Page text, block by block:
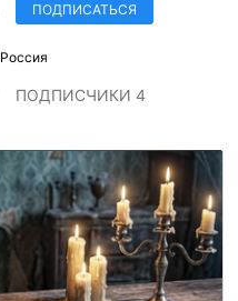
ПОДПИСАТЬСЯ
Россия
ПОДПИСЧИКИ 4